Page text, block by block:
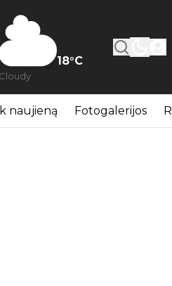
18°C
Cloudy
naujieną Fotogalerijos